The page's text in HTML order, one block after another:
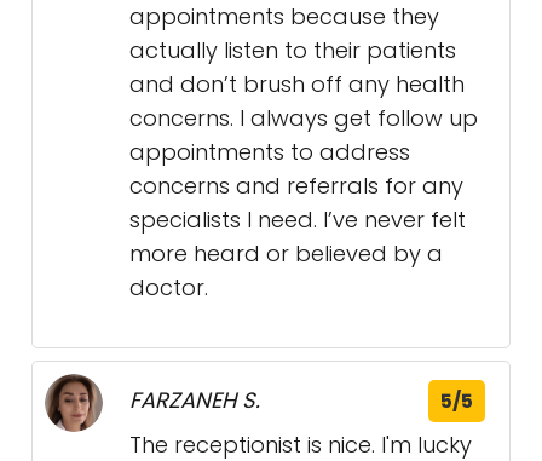
appointments because they
actually listen to their patients
and don’t brush off any health
concerns. I always get follow up
appointments to address
concerns and referrals for any
specialists I need. I’ve never felt
more heard or believed by a
doctor.
FARZANEH S. 5/5
The receptionist is nice. I'm lucky